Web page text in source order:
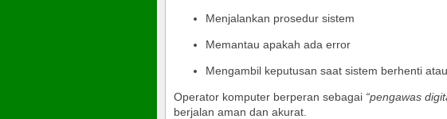
Menjalankan prosedur sistem
Memantau apakah ada error
Mengambil keputusan saat sistem berhenti
Operator komputer berperan sebagai “pengawas
berjalan aman dan akurat.